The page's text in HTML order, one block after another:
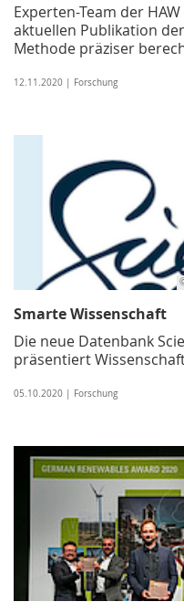
Experten-Team der
aktuellen Publikation
Methode präziser
12.11.2020 | Forschung
Smarte Wissenschaft
Die neue Datenbank
präsentiert
05.10.2020 | Forschung